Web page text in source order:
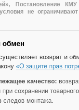
Постановление
не
обмен
возврат и
«О защите прав
качество:
при сохранении
следов монтажа.